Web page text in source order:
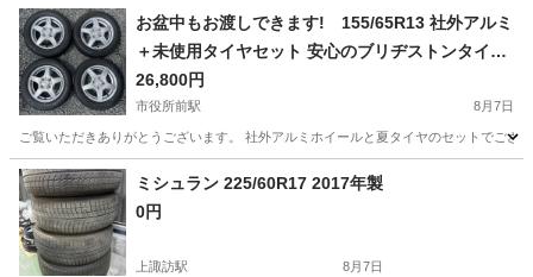
山梨 その他
お盆中もお渡しできます! 155/65R13 社外アルミ
＋未使用タイヤセット 安心のブリヂストンタイヤ
付 NEWNO 未使用ラベル付 ワゴンR MRワゴン パ
レット等に！
26,800円
市役所前駅 8月7日
ご覧いただきありがとうございます。 社外アルミホイールと夏タイヤのセットでご
長野 長野市 市役所前駅 タイヤ
ミシュラン 225/60R17 2017年製
0円
上諏訪駅 8月7日